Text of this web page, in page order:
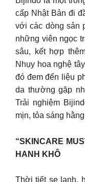
cấp Nhật Bản đi
với các dòng sản
những viên ngọc
sâu, kết hợp
Nhụy hoa nghệ
đó đem đến liệu
da thường gặp
Trải nghiệm
mịn, tỏa sáng
“SKINCARE
HANH KHÔ
Thời tiết se lạnh,